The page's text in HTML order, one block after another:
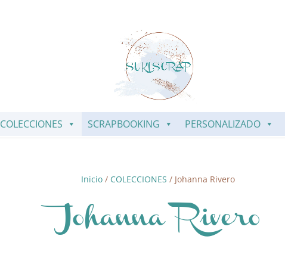
COLECCIONES SCRAPBOOKING PERSONALIZADO
Inicio / COLECCIONES / Johanna Rivero
Johanna Rivero